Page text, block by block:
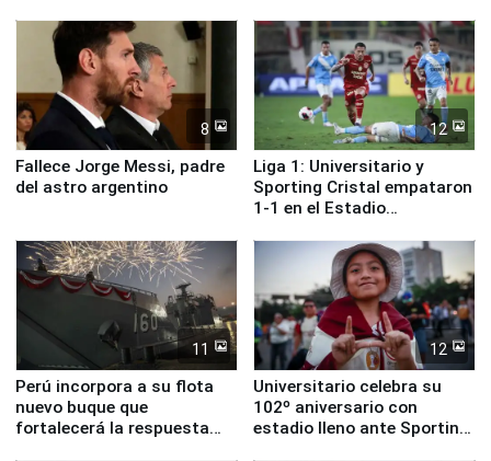
8
Fallece Jorge Messi, padre
del astro argentino
12
Liga 1: Universitario y
Sporting Cristal empataron
1-1 en el Estadio
11
Perú incorpora a su flota
nuevo buque que
fortalecerá la respuesta
12
Universitario celebra su
102º aniversario con
estadio lleno ante Sporting